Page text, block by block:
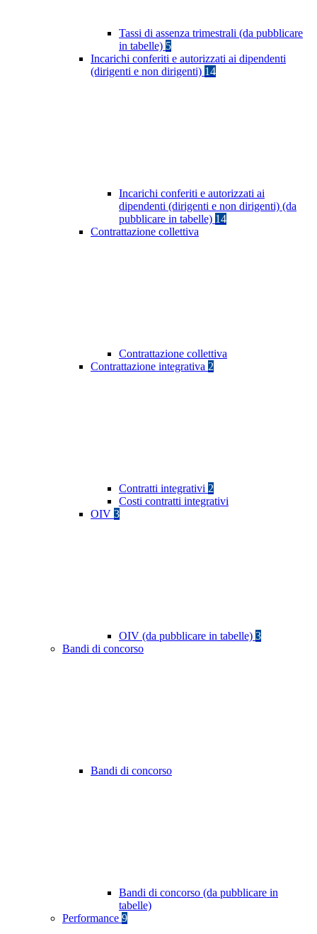
Tassi di assenza trimestrali (da pubblicare
in tabelle) 5
Incarichi conferiti e autorizzati ai dipendenti
(dirigenti e non dirigenti) 14
Incarichi conferiti e autorizzati ai
dipendenti (dirigenti e non dirigenti) (da
pubblicare in tabelle) 14
Contrattazione collettiva
Contrattazione collettiva
Contrattazione integrativa 2
Contratti integrativi 2
Costi contratti integrativi
OIV 3
OIV (da pubblicare in tabelle) 3
Bandi di concorso
Bandi di concorso
Bandi di concorso (da pubblicare in
tabelle)
Performance 9